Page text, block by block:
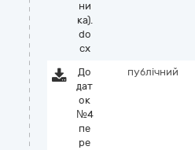
ни
ка).
do
cx
До
дат
ок
№4
пе
ре
публічний